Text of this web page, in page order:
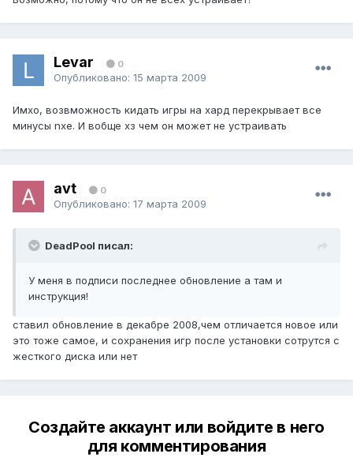
Levar 0
Опубликовано: 15 марта 2009
Имхо, возвможность кидать игры на хард перекрывает все
минусы nxe. И вобще хз чем он может не устраивать
avt 0
Опубликовано: 17 марта 2009
DeadPool писал:
У меня в подписи последнее обновление а там и
инструкция!
ставил обновление в декабре 2008,чем отличается новое или
это тоже самое, и сохранения игр после установки сотрутся с
жесткого диска или нет
Создайте аккаунт или войдите в него
для комментирования